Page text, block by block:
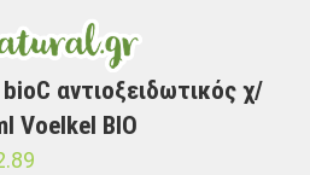
αντιοξειδωτικός χ/
Voelkel BIO